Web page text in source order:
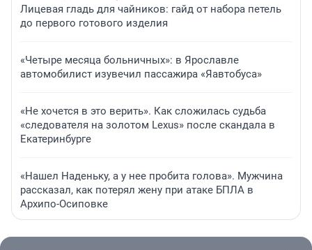
Лицевая гладь для чайников: гайд от набора петель
до первого готового изделия
«Четыре месяца больничных»: в Ярославле
автомобилист изувечил пассажира «Яавтобуса»
«Не хочется в это верить». Как сложилась судьба
«следователя на золотом Lexus» после скандала в
Екатеринбурге
«Нашел Наденьку, а у нее пробита голова». Мужчина
рассказал, как потерял жену при атаке БПЛА в
Архипо-Осиповке